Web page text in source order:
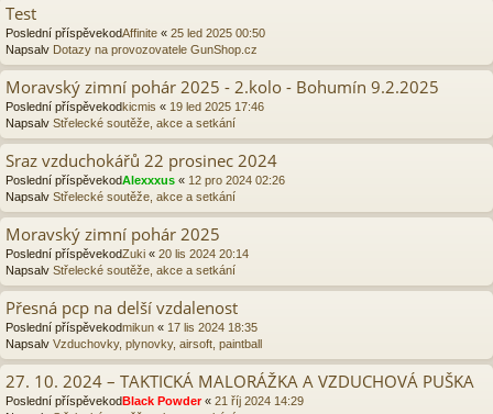
Test
Poslední příspěvekodAffinite « 25 led 2025 00:50
Napsalv Dotazy na provozovatele GunShop.cz
Moravský zimní pohár 2025 - 2.kolo - Bohumín 9.2.2025
Poslední příspěvekodkicmis « 19 led 2025 17:46
Napsalv Střelecké soutěže, akce a setkání
Sraz vzduchokářů 22 prosinec 2024
Poslední příspěvekodAlexxxus « 12 pro 2024 02:26
Napsalv Střelecké soutěže, akce a setkání
Moravský zimní pohár 2025
Poslední příspěvekodZuki « 20 lis 2024 20:14
Napsalv Střelecké soutěže, akce a setkání
Přesná pcp na delší vzdalenost
Poslední příspěvekodmikun « 17 lis 2024 18:35
Napsalv Vzduchovky, plynovky, airsoft, paintball
27. 10. 2024 – TAKTICKÁ MALORÁŽKA A VZDUCHOVÁ PUŠKA
Poslední příspěvekodBlack Powder« 21 říj 2024 14:29